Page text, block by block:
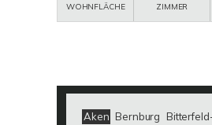
WOHNFLÄCHE
ZIMMER
Aken Bernburg